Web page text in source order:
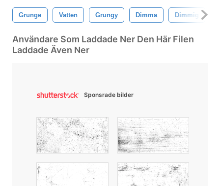
Grunge Vatten Grungy Dimma Dimmig
Användare Som Laddade Ner Den Här Filen
Laddade Även Ner
Sponsrade bilder